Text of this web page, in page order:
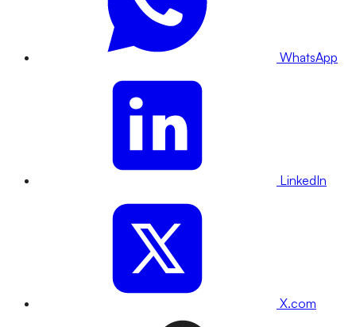
WhatsApp
LinkedIn
X.com